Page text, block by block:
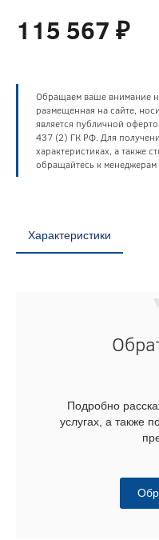
115 567 ₽
Обращаем ваше внимание
размещенная на сайте,
является публичной
437 (2) ГК РФ. Для
характеристиках, а также
обращайтесь к
Характеристики
Подробно
услугах, а также